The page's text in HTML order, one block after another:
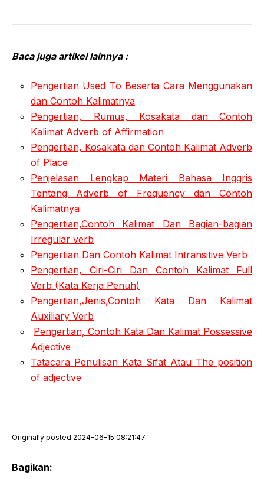
Baca juga artikel lainnya :
Pengertian Used To Beserta Cara Menggunakan
dan Contoh Kalimatnya
Pengertian, Rumus, Kosakata dan Contoh
Kalimat Adverb of Affirmation
Pengertian, Kosakata dan Contoh Kalimat Adverb
of Place
Penjelasan Lengkap Materi Bahasa Inggris
Tentang Adverb of Frequency dan Contoh
Kalimatnya
Pengertian,Contoh Kalimat Dan Bagian-bagian
Irregular verb
Pengertian Dan Contoh Kalimat Intransitive Verb
Pengertian, Ciri-Ciri Dan Contoh Kalimat Full
Verb (Kata Kerja Penuh)
Pengertian,Jenis,Contoh Kata Dan Kalimat
Auxiliary Verb
Pengertian, Contoh Kata Dan Kalimat Possessive
Adjective
Tatacara Penulisan Kata Sifat Atau The position
of adjective
Originally posted 2024-06-15 08:21:47.
Bagikan: